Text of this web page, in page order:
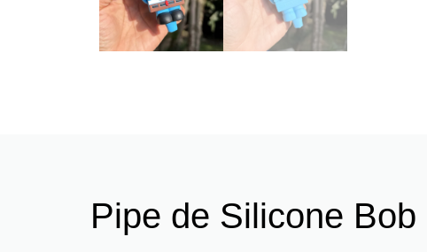
Pipe de Silicone